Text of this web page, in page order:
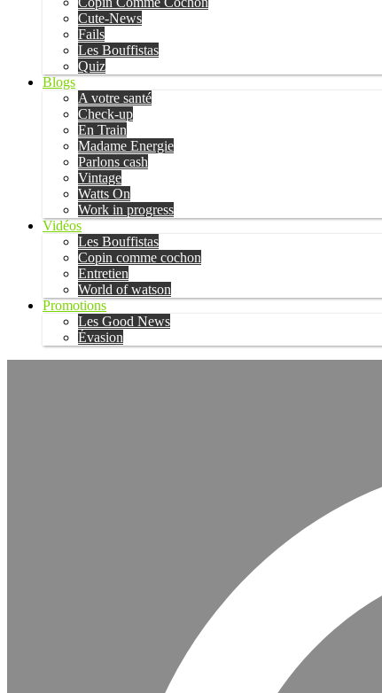
Cute-News
Fails
Les Bouffistas
Quiz
Blogs
A votre santé
Check-up
En Train
Madame Energie
Parlons cash
Vintage
Watts On
Work in progress
Vidéos
Les Bouffistas
Copin comme cochon
Entretien
World of watson
Promotions
Les Good News
Évasion